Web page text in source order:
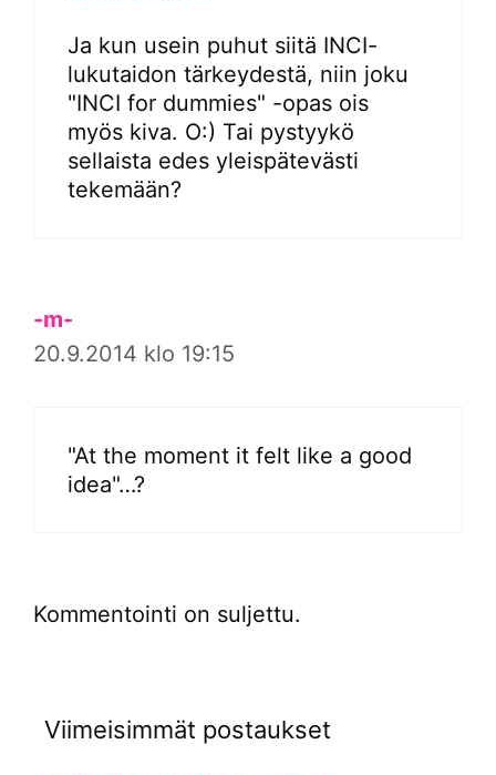
Ja kun usein puhut siitä INCI-
lukutaidon tärkeydestä, niin joku
"INCI for dummies" -opas ois
myös kiva. O:) Tai pystyykö
sellaista edes yleispätevästi
tekemään?
-m-
20.9.2014 klo 19:15
"At the moment it felt like a good
idea"…?
Kommentointi on suljettu.
Viimeisimmät postaukset